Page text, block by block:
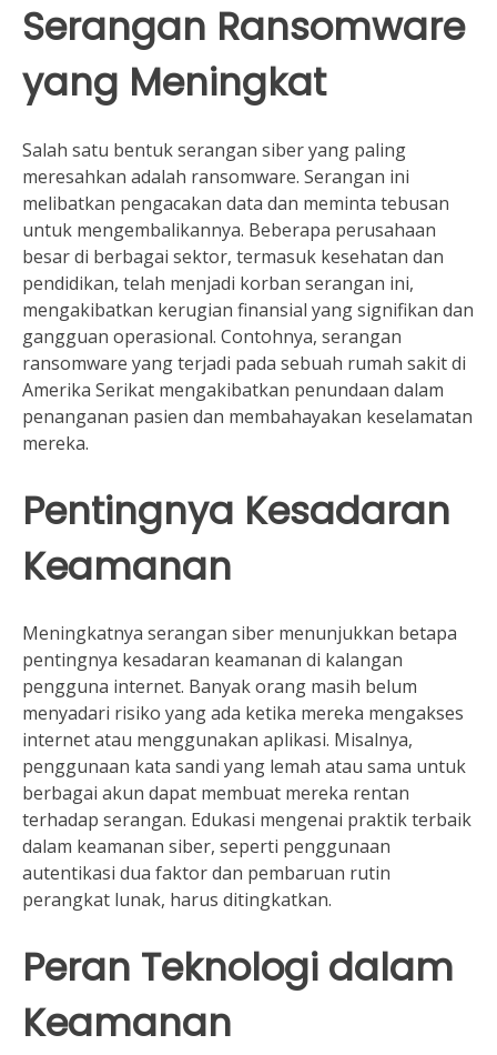
Serangan Ransomware
yang Meningkat
Salah satu bentuk serangan siber yang paling
meresahkan adalah ransomware. Serangan ini
melibatkan pengacakan data dan meminta tebusan
untuk mengembalikannya. Beberapa perusahaan
besar di berbagai sektor, termasuk kesehatan dan
pendidikan, telah menjadi korban serangan ini,
mengakibatkan kerugian finansial yang signifikan dan
gangguan operasional. Contohnya, serangan
ransomware yang terjadi pada sebuah rumah sakit di
Amerika Serikat mengakibatkan penundaan dalam
penanganan pasien dan membahayakan keselamatan
mereka.
Pentingnya Kesadaran
Keamanan
Meningkatnya serangan siber menunjukkan betapa
pentingnya kesadaran keamanan di kalangan
pengguna internet. Banyak orang masih belum
menyadari risiko yang ada ketika mereka mengakses
internet atau menggunakan aplikasi. Misalnya,
penggunaan kata sandi yang lemah atau sama untuk
berbagai akun dapat membuat mereka rentan
terhadap serangan. Edukasi mengenai praktik terbaik
dalam keamanan siber, seperti penggunaan
autentikasi dua faktor dan pembaruan rutin
perangkat lunak, harus ditingkatkan.
Peran Teknologi dalam
Keamanan